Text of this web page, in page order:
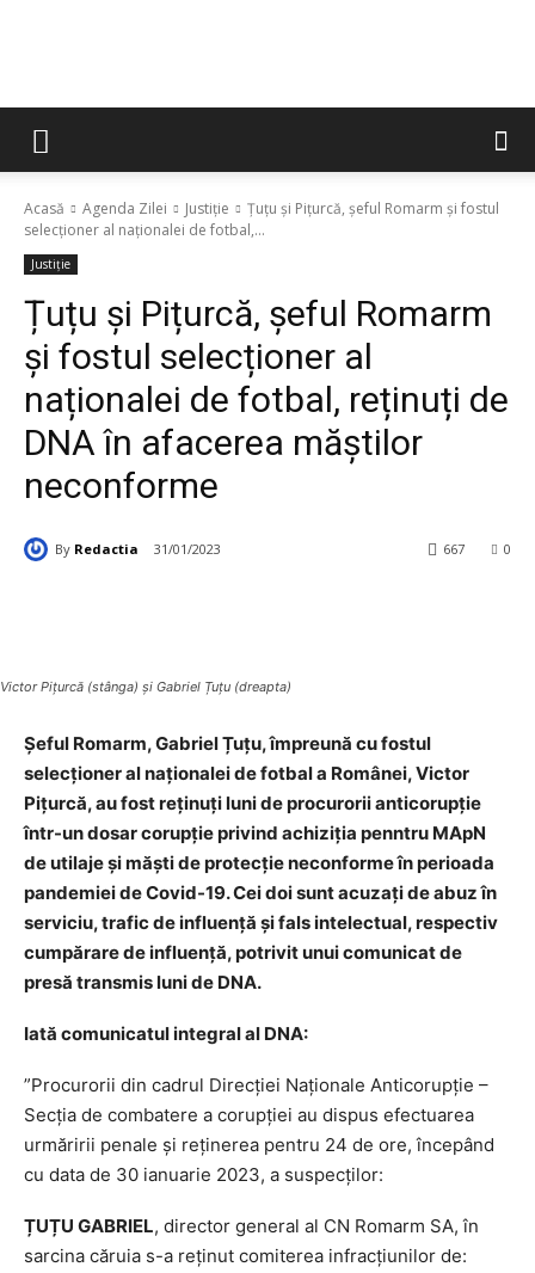
Acasă Agenda Zilei Justiție
Țuțu și Pițurcă, șeful Romarm și fostul
selecționer al naționalei de fotbal,...
Justiție
Țuțu și Pițurcă, șeful Romarm
și fostul selecționer al
naționalei de fotbal, reținuți de
DNA în afacerea măștilor
neconforme
By Redactia 31/01/2023 0
667
Victor Pițurcă (stânga) și Gabriel Țuțu (dreapta)
Șeful Romarm, Gabriel Țuțu, împreună cu fostul
selecționer al naționalei de fotbal a Românei, Victor
Pițurcă, au fost reținuți luni de procurorii anticorupție
într-un dosar corupție privind achiziția penntru MApN
de utilaje și măști de protecție neconforme în perioada
pandemiei de Covid-19. Cei doi sunt acuzați de abuz în
serviciu, trafic de influență și fals intelectual, respectiv
cumpărare de influență, potrivit unui comunicat de
presă transmis luni de DNA.
Iată comunicatul integral al DNA:
”Procurorii din cadrul Direcției Naționale Anticorupție –
Secția de combatere a corupției au dispus efectuarea
urmăririi penale și reținerea pentru 24 de ore, începând
cu data de 30 ianuarie 2023, a suspecților:
ȚUȚU GABRIEL, director general al CN Romarm SA, în
sarcina căruia s-a reținut comiterea infracțiunilor de: